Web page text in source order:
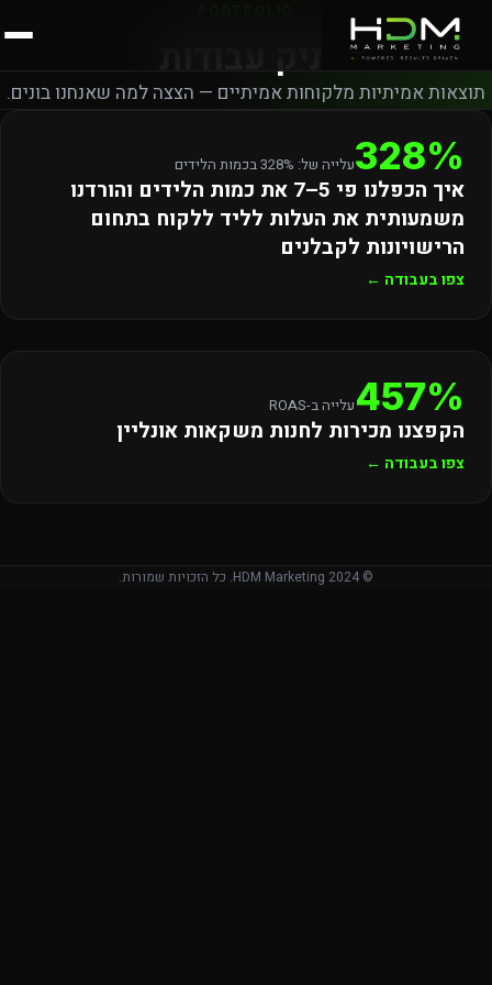
תיק עבודות
תוצאות אמיתיות מלקוחות אמיתיים — הצצה למה שאנחנו בונים.
חברה בתחום הרישויונות לקבלנים
328%עלייה של: 328% בכמות הלידים
איך הכפלנו פי 5–7 את כמות הלידים והורדנו
משמעותית את העלות לליד ללקוח בתחום
הרישויונות לקבלנים
צפו בעבודה ←
חנות משקאות אונליין
457%עלייה ב-ROAS
הקפצנו מכירות לחנות משקאות אונליין
צפו בעבודה ←
© 2024 HDM Marketing. כל הזכויות שמורות.